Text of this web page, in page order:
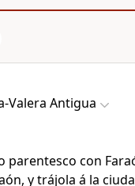
Valera Antigua
parentesco con
y trájola á la